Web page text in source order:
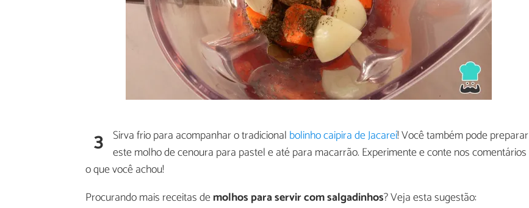
3 Sirva frio para acompanhar o tradicional bolinho caipira de Jacareí! Você também pode preparar
este molho de cenoura para pastel e até para macarrão. Experimente e conte nos comentários
o que você achou!
Procurando mais receitas demolhos para servir com salgadinhos? Veja esta sugestão: